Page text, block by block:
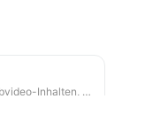
Ein effizientes Tool zur Extraktion von Webvideo-Inhalten, das Webseiten schnell scannen und Videoinformationen in einer strukturierten Markdown-Tabelle organisieren kann.